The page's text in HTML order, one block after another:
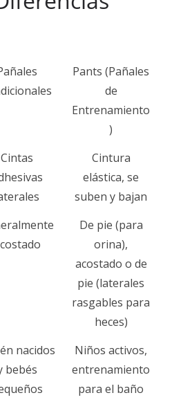
Pants (Pañales
de
Entrenamiento
)
Cintas
Cintura
elástica, se
suben y bajan
De pie (para
orina),
acostado o de
pie (laterales
rasgables para
heces)
nacidos
bebés
Niños activos,
entrenamiento
para el baño